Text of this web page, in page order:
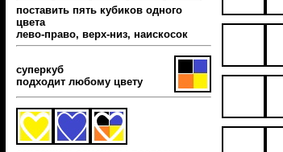
поставить пять кубиков одного
цвета
лево-право, верх-низ, наиcкосок
суперкуб
подходит любому цвету